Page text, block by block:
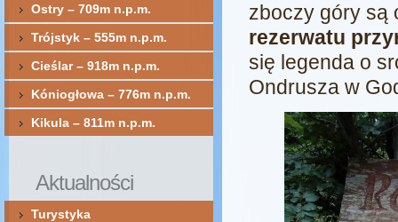
zboczy góry są
rezerwatu
się legenda o
Ondrusza w
Ostry – 709m n.p.m.
Trójstyk – 555m n.p.m.
Cieślar – 918m n.p.m.
Kóniogłowa – 776m n.p.m.
Kikula – 811m n.p.m.
Aktualności
Turystyka